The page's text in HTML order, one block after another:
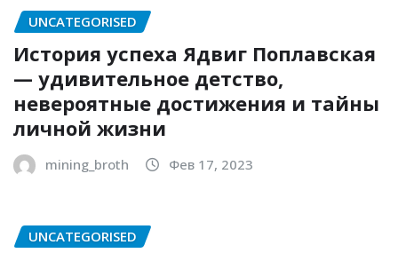
UNCATEGORISED
История успеха Ядвиг Поплавская
— удивительное детство,
невероятные достижения и тайны
личной жизни
mining_broth Фев 17, 2023
UNCATEGORISED